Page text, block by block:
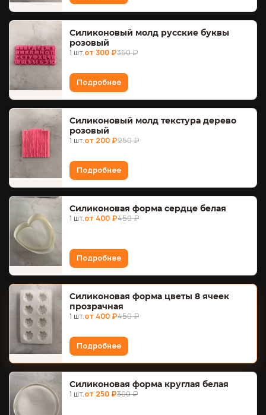
Силиконовый молд русские буквы
розовый
1 шт.от 300 ₽350 ₽
Подробнее
Силиконовый молд текстура дерево
розовый
1 шт.от 200 ₽250 ₽
Подробнее
Силиконовая форма сердце белая
1 шт.от 400 ₽450 ₽
Подробнее
Силиконовая форма цветы 8 ячеек
прозрачная
1 шт.от 400 ₽450 ₽
Подробнее
Силиконовая форма круглая белая
1 шт.от 250 ₽300 ₽